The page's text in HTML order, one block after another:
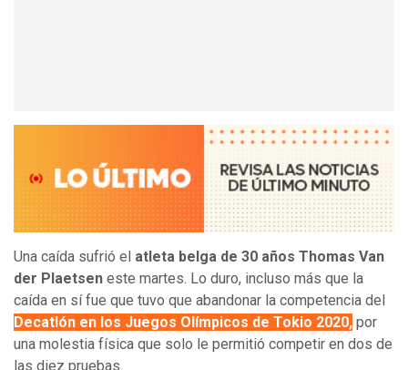
Una caída sufrió el atleta belga de 30 años Thomas Van
der Plaetsen este martes. Lo duro, incluso más que la
caída en sí fue que tuvo que abandonar la competencia del
Decatlón en los Juegos Olímpicos de Tokio 2020, por
una molestia física que solo le permitió competir en dos de
las diez pruebas.